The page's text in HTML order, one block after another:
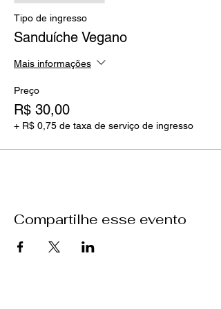
Tipo de ingresso
Sanduíche Vegano
Mais informações
Preço
R$ 30,00
+ R$ 0,75 de taxa de serviço de ingresso
Compartilhe esse evento